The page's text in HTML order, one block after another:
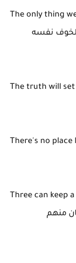
The only thing
نفسه
The truth will
There's no place
Three can keep
منهم